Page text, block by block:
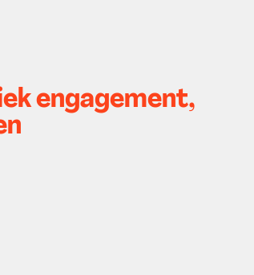
engagement,